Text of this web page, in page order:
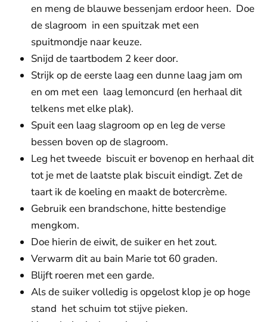
en meng de blauwe bessenjam erdoor heen. Doe
de slagroom in een spuitzak met een
spuitmondje naar keuze.
Snijd de taartbodem 2 keer door.
Strijk op de eerste laag een dunne laag jam om
en om met een laag lemoncurd (en herhaal dit
telkens met elke plak).
Spuit een laag slagroom op en leg de verse
bessen boven op de slagroom.
Leg het tweede biscuit er bovenop en herhaal dit
tot je met de laatste plak biscuit eindigt. Zet de
taart ik de koeling en maakt de botercrème.
Gebruik een brandschone, hitte bestendige
mengkom.
Doe hierin de eiwit, de suiker en het zout.
Verwarm dit au bain Marie tot 60 graden.
Blijft roeren met een garde.
Als de suiker volledig is opgelost klop je op hoge
stand het schuim tot stijve pieken.